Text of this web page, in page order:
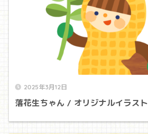
2025年3月12日
落花生ちゃん / オリジナルイラスト